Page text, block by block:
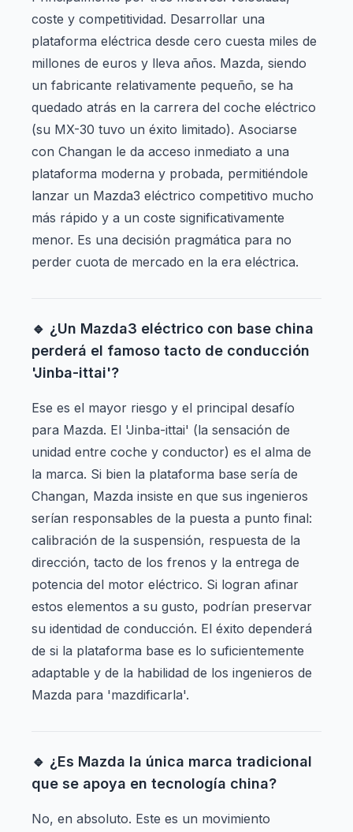
coste y competitividad. Desarrollar una
plataforma eléctrica desde cero cuesta miles de
millones de euros y lleva años. Mazda, siendo
un fabricante relativamente pequeño, se ha
quedado atrás en la carrera del coche eléctrico
(su MX-30 tuvo un éxito limitado). Asociarse
con Changan le da acceso inmediato a una
plataforma moderna y probada, permitiéndole
lanzar un Mazda3 eléctrico competitivo mucho
más rápido y a un coste significativamente
menor. Es una decisión pragmática para no
perder cuota de mercado en la era eléctrica.
🔹 ¿Un Mazda3 eléctrico con base china
perderá el famoso tacto de conducción
'Jinba-ittai'?
Ese es el mayor riesgo y el principal desafío
para Mazda. El 'Jinba-ittai' (la sensación de
unidad entre coche y conductor) es el alma de
la marca. Si bien la plataforma base sería de
Changan, Mazda insiste en que sus ingenieros
serían responsables de la puesta a punto final:
calibración de la suspensión, respuesta de la
dirección, tacto de los frenos y la entrega de
potencia del motor eléctrico. Si logran afinar
estos elementos a su gusto, podrían preservar
su identidad de conducción. El éxito dependerá
de si la plataforma base es lo suficientemente
adaptable y de la habilidad de los ingenieros de
Mazda para 'mazdificarla'.
🔹 ¿Es Mazda la única marca tradicional
que se apoya en tecnología china?
No, en absoluto. Este es un movimiento